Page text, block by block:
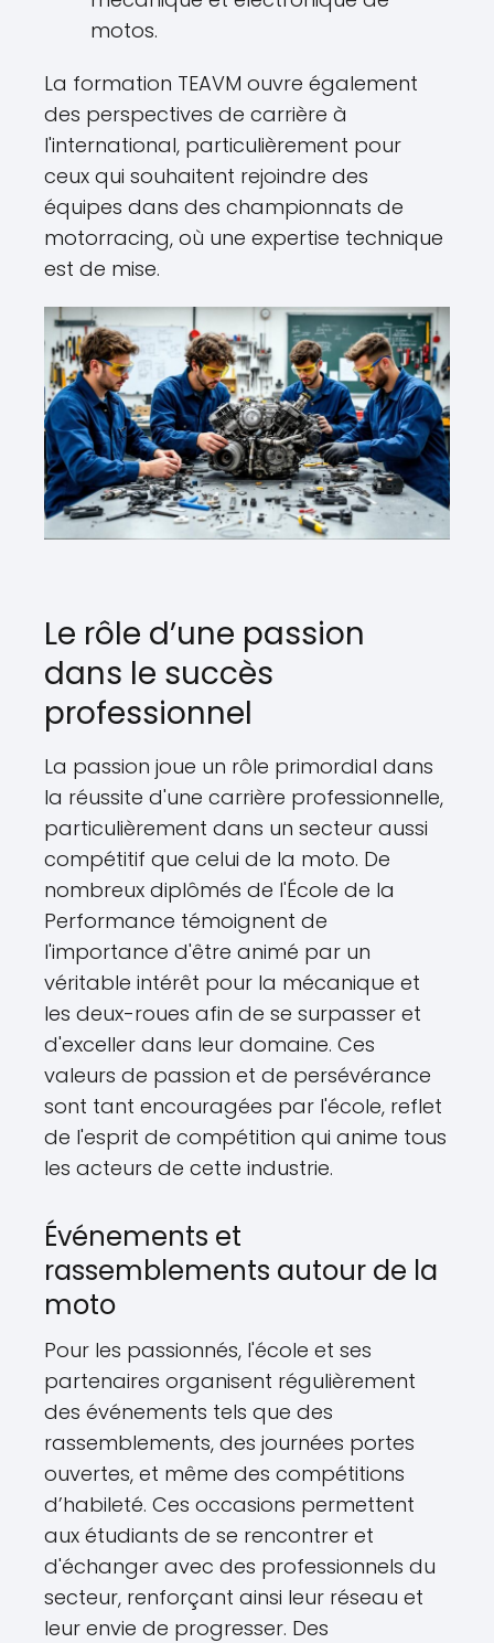
motos.
La formation TEAVM ouvre également
des perspectives de carrière à
l'international, particulièrement pour
ceux qui souhaitent rejoindre des
équipes dans des championnats de
motorracing, où une expertise technique
est de mise.
Le rôle d’une passion
dans le succès
professionnel
La passion joue un rôle primordial dans
la réussite d'une carrière professionnelle,
particulièrement dans un secteur aussi
compétitif que celui de la moto. De
nombreux diplômés de l'École de la
Performance témoignent de
l'importance d'être animé par un
véritable intérêt pour la mécanique et
les deux-roues afin de se surpasser et
d'exceller dans leur domaine. Ces
valeurs de passion et de persévérance
sont tant encouragées par l'école, reflet
de l'esprit de compétition qui anime tous
les acteurs de cette industrie.
Événements et
rassemblements autour de la
moto
Pour les passionnés, l'école et ses
partenaires organisent régulièrement
des événements tels que des
rassemblements, des journées portes
ouvertes, et même des compétitions
d’habileté. Ces occasions permettent
aux étudiants de se rencontrer et
d'échanger avec des professionnels du
secteur, renforçant ainsi leur réseau et
leur envie de progresser. Des